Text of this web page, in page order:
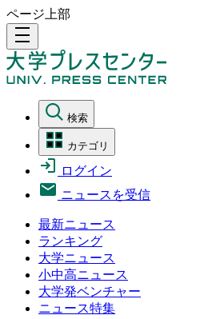
ページ上部
density_medium
検索
カテゴリ
ログイン
ニュースを受信
最新ニュース
ランキング
大学ニュース
小中高ニュース
大学発ベンチャー
ニュース特集